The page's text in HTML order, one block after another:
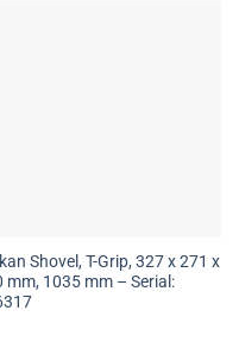
Shovel, T-Grip, 327 x 271 x
mm, 1035 mm – Serial: